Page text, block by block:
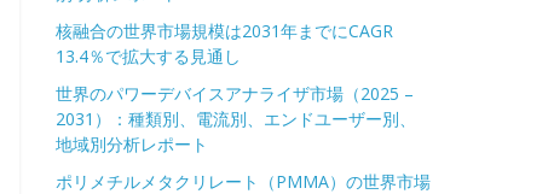
核融合の世界市場規模は2031年までにCAGR
13.4％で拡大する見通し
世界のパワーデバイスアナライザ市場（2025 –
2031）：種類別、電流別、エンドユーザー別、
地域別分析レポート
ポリメチルメタクリレート（PMMA）の世界市場